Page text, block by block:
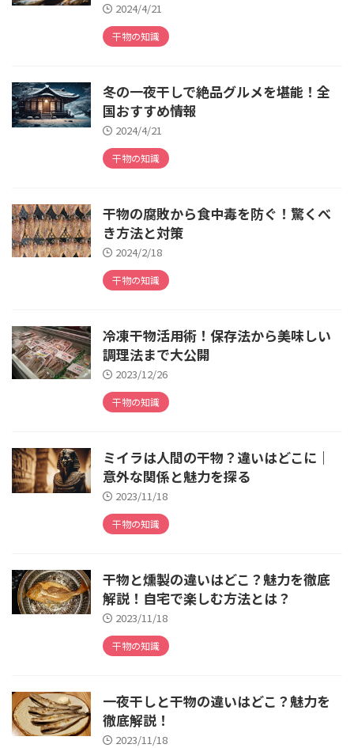
2024/4/21
干物の知識
冬の一夜干しで絶品グルメを堪能！全
国おすすめ情報
2024/4/21
干物の知識
干物の腐敗から食中毒を防ぐ！驚くべ
き方法と対策
2024/2/18
干物の知識
冷凍干物活用術！保存法から美味しい
調理法まで大公開
2023/12/26
干物の知識
ミイラは人間の干物？違いはどこに｜
意外な関係と魅力を探る
2023/11/18
干物の知識
干物と燻製の違いはどこ？魅力を徹底
解説！自宅で楽しむ方法とは？
2023/11/18
干物の知識
一夜干しと干物の違いはどこ？魅力を
徹底解説！
2023/11/18